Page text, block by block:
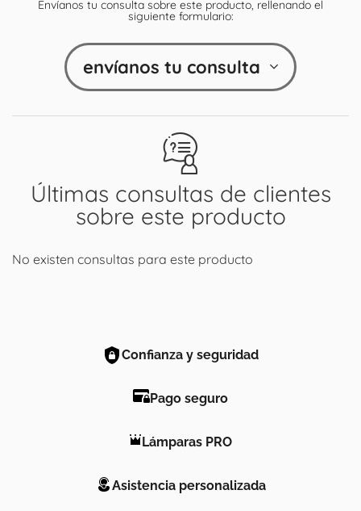
Últimas consultas de clientes
sobre este producto
No existen consultas para este producto
Envíanos tu consulta sobre este producto, rellenando el
siguiente formulario:
envíanos tu consulta
Confianza y seguridad
Pago seguro
Lámparas PRO
Asistencia personalizada